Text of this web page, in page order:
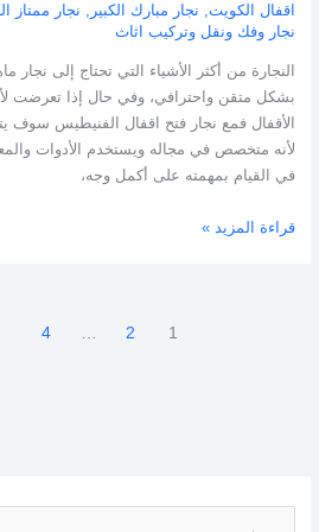
اقفال الكويت, نجار مبارك الكبير نجار ممتاز
نجار وفك ونقل وتركيب اثاث
النجارة من أكثر الأشياء التي تحتاج إلى نجار
بشكل متقن واحترافي، وفي حال إذا تعرضت
الأقفال فمع نجار فتح اقفال الفنيطيس سوف
لأنه متخصص في مجاله ويستخدم الأدوات
في القيام بمهمته على أكمل وجه،
قراءة المزيد »
1
2
4